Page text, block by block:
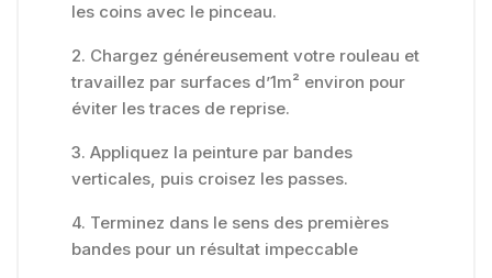
les coins avec le pinceau.
2. Chargez généreusement votre rouleau et
travaillez par surfaces d’1m² environ pour
éviter les traces de reprise.
3. Appliquez la peinture par bandes
verticales, puis croisez les passes.
4. Terminez dans le sens des premières
bandes pour un résultat impeccable